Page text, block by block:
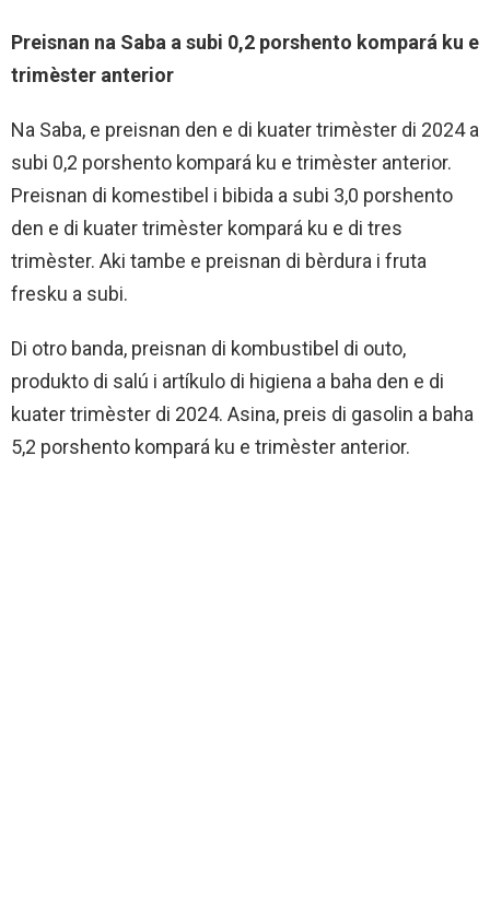
Preisnan na Saba a subi 0,2 porshento kompará ku e
trimèster anterior
Na Saba, e preisnan den e di kuater trimèster di 2024 a
subi 0,2 porshento kompará ku e trimèster anterior.
Preisnan di komestibel i bibida a subi 3,0 porshento
den e di kuater trimèster kompará ku e di tres
trimèster. Aki tambe e preisnan di bèrdura i fruta
fresku a subi.
Di otro banda, preisnan di kombustibel di outo,
produkto di salú i artíkulo di higiena a baha den e di
kuater trimèster di 2024. Asina, preis di gasolin a baha
5,2 porshento kompará ku e trimèster anterior.